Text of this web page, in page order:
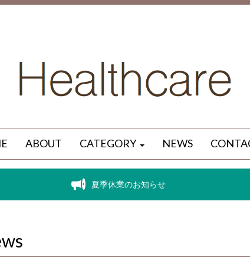
ABOUT CATEGORY NEWS
夏季休業のお知らせ